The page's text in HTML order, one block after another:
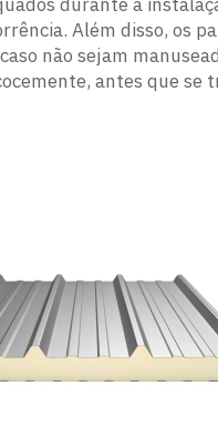
Além disso, os
não sejam
antes que se